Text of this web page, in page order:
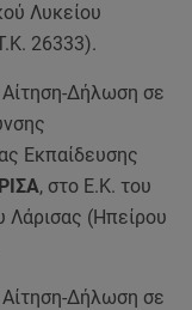
Λυκείου
26333).
Δήλωση σε
Εκπαίδευσης
, στο Ε.Κ. του
Λάρισας (Ηπείρου
Δήλωση σε